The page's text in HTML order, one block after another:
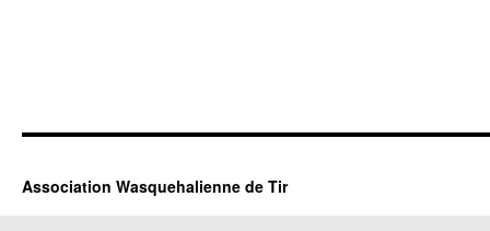
Association Wasquehalienne de Tir